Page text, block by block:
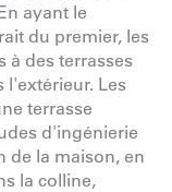
ayant le
du premier, les
à des terrasses
l'extérieur. Les
terrasse
d'ingénierie
de la maison, en
la colline,